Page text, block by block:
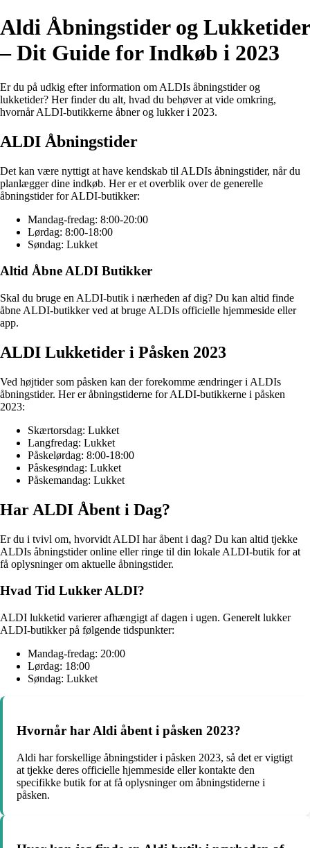
Aldi Åbningstider og Lukketider
– Dit Guide for Indkøb i 2023
Er du på udkig efter information om ALDIs åbningstider og
lukketider? Her finder du alt, hvad du behøver at vide omkring,
hvornår ALDI-butikkerne åbner og lukker i 2023.
ALDI Åbningstider
Det kan være nyttigt at have kendskab til ALDIs åbningstider, når du
planlægger dine indkøb. Her er et overblik over de generelle
åbningstider for ALDI-butikker:
Mandag-fredag: 8:00-20:00
Lørdag: 8:00-18:00
Søndag: Lukket
Altid Åbne ALDI Butikker
Skal du bruge en ALDI-butik i nærheden af dig? Du kan altid finde
åbne ALDI-butikker ved at bruge ALDIs officielle hjemmeside eller
app.
ALDI Lukketider i Påsken 2023
Ved højtider som påsken kan der forekomme ændringer i ALDIs
åbningstider. Her er åbningstiderne for ALDI-butikkerne i påsken
2023:
Skærtorsdag: Lukket
Langfredag: Lukket
Påskelørdag: 8:00-18:00
Påskesøndag: Lukket
Påskemandag: Lukket
Har ALDI Åbent i Dag?
Er du i tvivl om, hvorvidt ALDI har åbent i dag? Du kan altid tjekke
ALDIs åbningstider online eller ringe til din lokale ALDI-butik for at
få oplysninger om aktuelle åbningstider.
Hvad Tid Lukker ALDI?
ALDI lukketid varierer afhængigt af dagen i ugen. Generelt lukker
ALDI-butikker på følgende tidspunkter:
Mandag-fredag: 20:00
Lørdag: 18:00
Søndag: Lukket
Hvornår har Aldi åbent i påsken 2023?
Aldi har forskellige åbningstider i påsken 2023, så det er vigtigt
at tjekke deres officielle hjemmeside eller kontakte den
specifikke butik for at få oplysninger om åbningstiderne i
påsken.